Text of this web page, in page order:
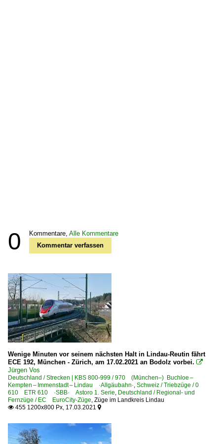
0 Kommentare, Alle Kommentare
Kommentar verfassen
Wenige Minuten vor seinem nächsten Halt in Lindau-Reutin fährt
ECE 192, München - Zürich, am 17.02.2021 an Bodolz vorbei. 
Jürgen Vos
Deutschland / Strecken | KBS 800-999 / 970 (München–) Buchloe –
Kempten – Immenstadt – Lindau ·Allgäubahn·, Schweiz / Triebzüge / 0
610 ETR 610 ·SBB· Astoro 1. Serie, Deutschland / Regional- und
Fernzüge / EC EuroCity-Züge, Züge im Landkreis Lindau
 455 1200x800 Px, 17.03.2021 